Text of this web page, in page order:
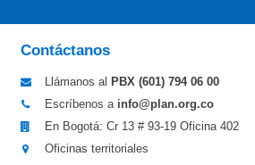
Contáctanos
Llámanos al PBX (601) 794 06 00
Escríbenos a info@plan.org.co
En Bogotá: Cr 13 # 93-19 Oficina 402
Oficinas territoriales